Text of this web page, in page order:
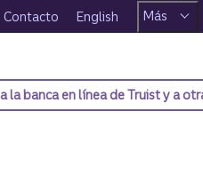
Contacto English Más
a la banca en línea de Truist y a